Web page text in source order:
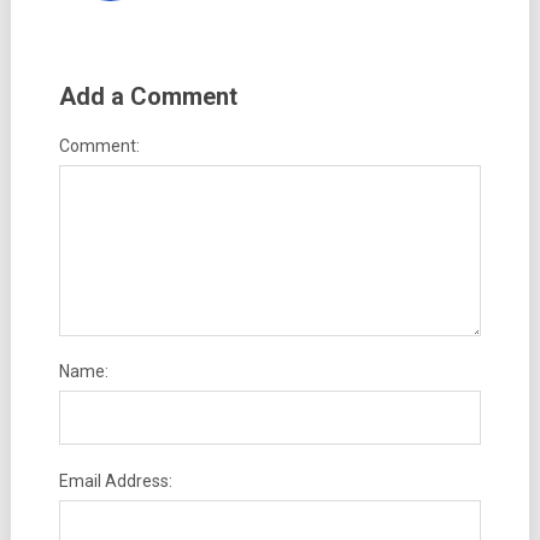
Add a Comment
Comment:
Name:
Email Address: